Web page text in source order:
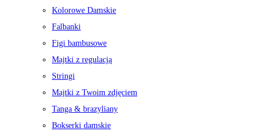
Kolorowe Damskie
Falbanki
Figi bambusowe
Majtki z regulacją
Stringi
Majtki z Twoim zdjęciem
Tanga & brazyliany
Bokserki damskie